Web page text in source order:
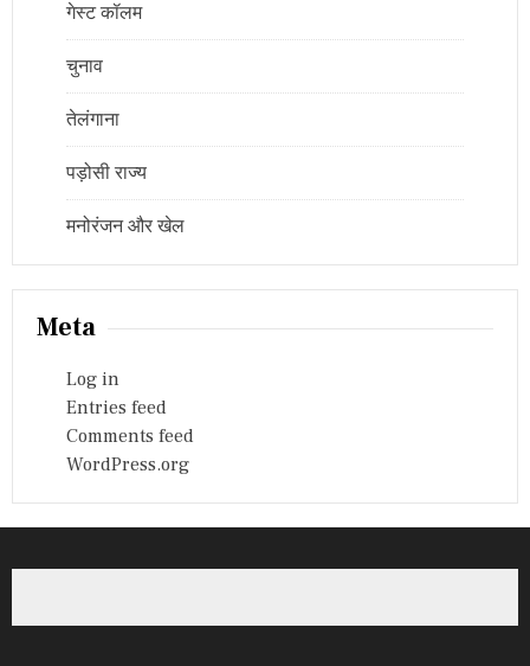
गेस्ट कॉलम
चुनाव
तेलंगाना
पड़ोसी राज्य
मनोरंजन और खेल
Meta
Log in
Entries feed
Comments feed
WordPress.org